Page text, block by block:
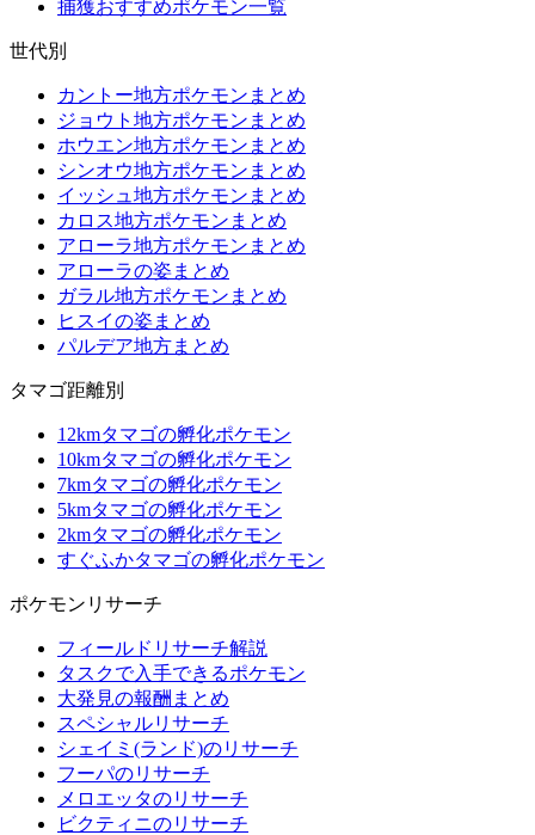
捕獲おすすめポケモン一覧
世代別
カントー地方ポケモンまとめ
ジョウト地方ポケモンまとめ
ホウエン地方ポケモンまとめ
シンオウ地方ポケモンまとめ
イッシュ地方ポケモンまとめ
カロス地方ポケモンまとめ
アローラ地方ポケモンまとめ
アローラの姿まとめ
ガラル地方ポケモンまとめ
ヒスイの姿まとめ
パルデア地方まとめ
タマゴ距離別
12kmタマゴの孵化ポケモン
10kmタマゴの孵化ポケモン
7kmタマゴの孵化ポケモン
5kmタマゴの孵化ポケモン
2kmタマゴの孵化ポケモン
すぐふかタマゴの孵化ポケモン
ポケモンリサーチ
フィールドリサーチ解説
タスクで入手できるポケモン
大発見の報酬まとめ
スペシャルリサーチ
シェイミ(ランド)のリサーチ
フーパのリサーチ
メロエッタのリサーチ
ビクティニのリサーチ